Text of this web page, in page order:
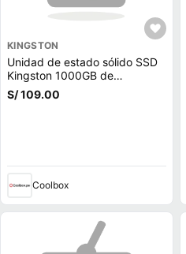
KINGSTON
Unidad de estado sólido SSD
Kingston 1000GB de
capacidad, M.2, NVMe, PCIe
3.0
S/ 109.00
Coolbox